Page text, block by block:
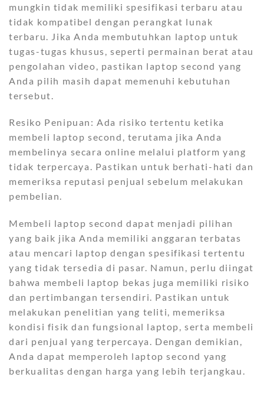
mungkin tidak memiliki spesifikasi terbaru atau
tidak kompatibel dengan perangkat lunak
terbaru. Jika Anda membutuhkan laptop untuk
tugas-tugas khusus, seperti permainan berat atau
pengolahan video, pastikan laptop second yang
Anda pilih masih dapat memenuhi kebutuhan
tersebut.
Resiko Penipuan: Ada risiko tertentu ketika
membeli laptop second, terutama jika Anda
membelinya secara online melalui platform yang
tidak terpercaya. Pastikan untuk berhati-hati dan
memeriksa reputasi penjual sebelum melakukan
pembelian.
Membeli laptop second dapat menjadi pilihan
yang baik jika Anda memiliki anggaran terbatas
atau mencari laptop dengan spesifikasi tertentu
yang tidak tersedia di pasar. Namun, perlu diingat
bahwa membeli laptop bekas juga memiliki risiko
dan pertimbangan tersendiri. Pastikan untuk
melakukan penelitian yang teliti, memeriksa
kondisi fisik dan fungsional laptop, serta membeli
dari penjual yang terpercaya. Dengan demikian,
Anda dapat memperoleh laptop second yang
berkualitas dengan harga yang lebih terjangkau.